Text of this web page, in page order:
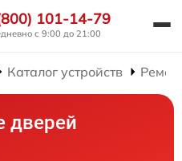
101-14-79
с 9:00 до 21:00
Каталог устройств
дверей